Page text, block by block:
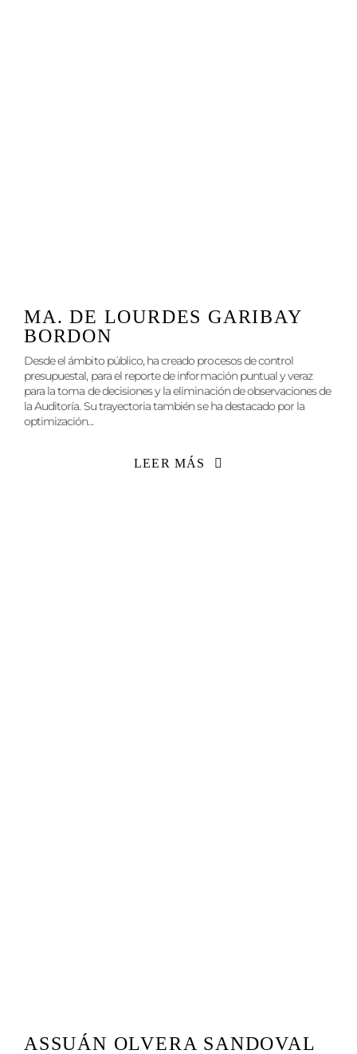
MA. DE LOURDES GARIBAY
BORDON
Desde el ámbito público, ha creado procesos de control
presupuestal, para el reporte de información puntual y veraz
para la toma de decisiones y la eliminación de observaciones de
la Auditoría. Su trayectoria también se ha destacado por la
optimización...
LEER MÁS
ASSUÁN OLVERA SANDOVAL